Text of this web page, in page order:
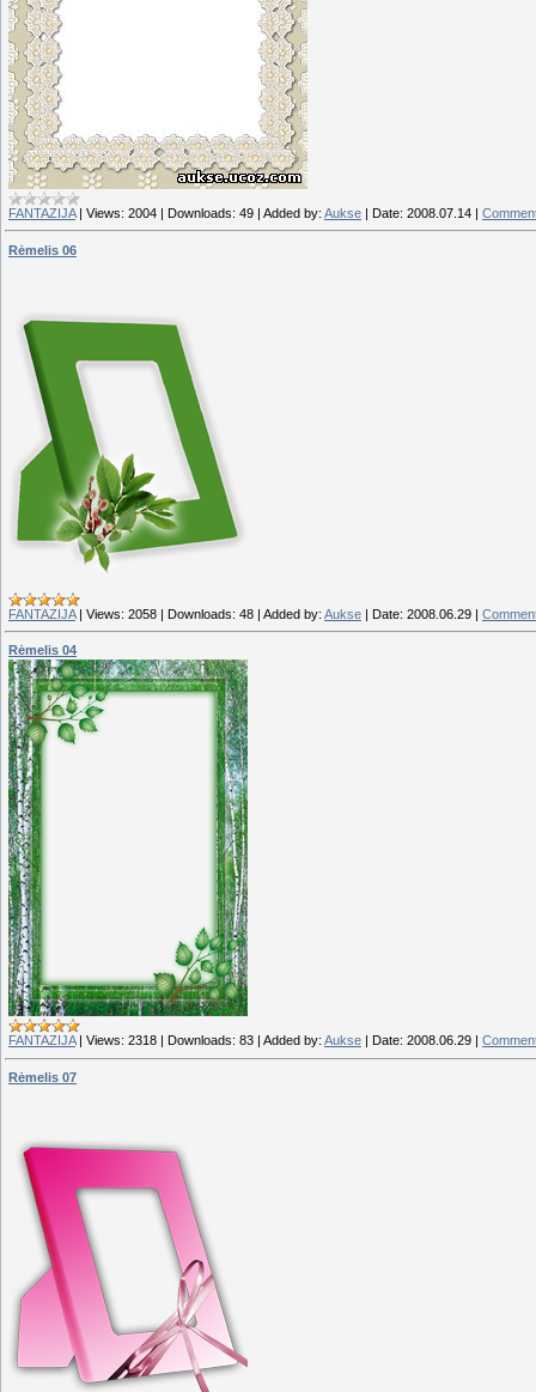
FANTAZIJA| Views: 2004 | Downloads: 49 | Added by: Aukse | Date: 2008.07.14 |
Rėmelis 06
FANTAZIJA| Views: 2058 | Downloads: 48 | Added by: Aukse | Date: 2008.06.29 |
Rėmelis 04
FANTAZIJA| Views: 2318 Downloads: 83 Added by: Aukse Date: 2008.06.29
Rėmelis 07